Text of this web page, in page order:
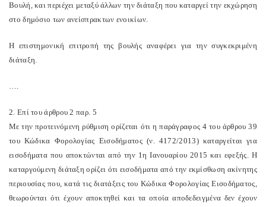
Βουλή, και περιέχει μεταξύ άλλων την διάταξη που καταργεί την εκχώρηση
στο δημόσιο των ανείσπρακτων ενοικίων.
Η επιστημονική επιτροπή της βουλής αναφέρει για την συγκεκριμένη
διάταξη.
….
2. Επί του άρθρου 2 παρ. 5
Με την προτεινόμενη ρύθμιση ορίζεται ότι η παράγραφος 4 του άρθρου 39
του Κώδικα Φορολογίας Εισοδήματος (ν. 4172/2013) καταργείται για
εισοδήματα που αποκτώνται από την 1η Ιανουαρίου 2015 και εφεξής. Η
καταργούμενη διάταξη ορίζει ότι εισοδήματα από την εκμίσθωση ακίνητης
περιουσίας που, κατά τις διατάξεις του Κώδικα Φορολογίας Εισοδήματος,
θεωρούνται ότι έχουν αποκτηθεί και τα οποία αποδεδειγμένα δεν έχουν